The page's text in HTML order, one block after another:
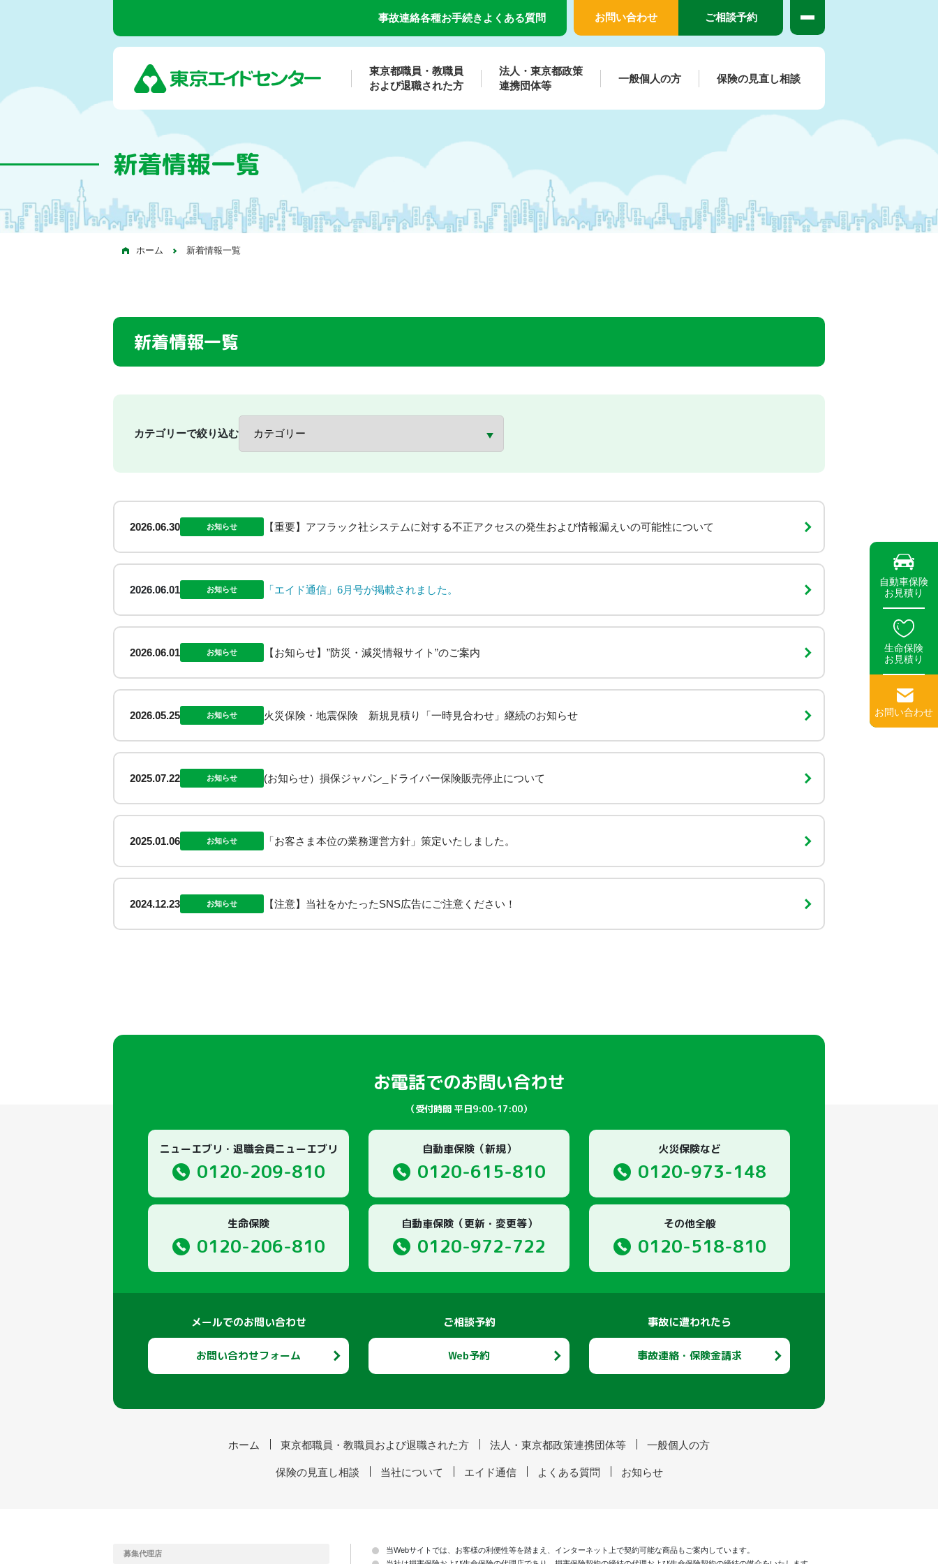
事故連絡各種お手続き よくある質問 お問い合わせ ご相談予約
東京都職員・教職員
および退職された方
法人・東京都政策
連携団体等
一般個人の方 保険の見直し相談
自動車保険
お見積り
生命保険
お見積り
お問い合わせ
新着情報一覧
ホーム 新着情報一覧
新着情報一覧
カテゴリーで絞り込む
2026.06.30 お知らせ 【重要】アフラック社システムに対する不正アクセスの発生および情報漏えいの可能性について
2026.06.01 お知らせ 「エイド通信」6月号が掲載されました。
2026.06.01 お知らせ 【お知らせ】”防災・減災情報サイト”のご案内
2026.05.25 お知らせ 火災保険・地震保険 新規見積り「一時見合わせ」継続のお知らせ
2025.07.22 お知らせ (お知らせ）損保ジャパン_ドライバー保険販売停止について
2025.01.06 お知らせ 「お客さま本位の業務運営方針」策定いたしました。
2024.12.23 お知らせ 【注意】当社をかたったSNS広告にご注意ください！
お電話でのお問い合わせ
（受付時間 平日9:00-17:00）
ニューエブリ・退職会員ニューエブリ
0120-209-810
自動車保険（新規）
0120-615-810
火災保険など
0120-973-148
生命保険
0120-206-810
自動車保険（更新・変更等）
0120-972-722
その他全般
0120-518-810
メールでのお問い合わせ
お問い合わせフォーム
ご相談予約
Web予約
事故に遭われたら
事故連絡・保険金請求
ホーム 東京都職員・教職員および退職された方 法人・東京都政策連携団体等 一般個人の方
保険の見直し相談 当社について エイド通信 よくある質問 お知らせ
募集代理店
当Webサイトでは、お客様の利便性等を踏まえ、インターネット上で契約可能な商品もご案内しています。